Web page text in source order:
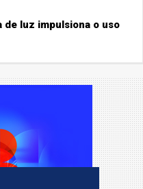
luz impulsiona o uso